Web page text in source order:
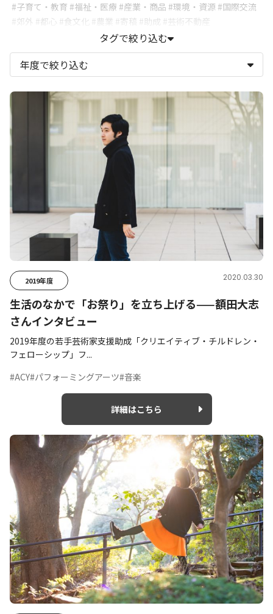
#子育て・教育 #福祉・医療 #産業・商品 #環境・資源 #国際交流
#郊外 #都心 #食文化 #農業 #寄稿 #助成 #芸術不動産
#ハマの大喜利#WBY#横浜美術館
#横浜みなとみらいホール#横浜赤レンガ倉庫1号館
#横浜にぎわい座#横浜市民ギャラリー
#横浜市民ギャラリーあざみ野#トリエンナーレ
#横濱ジャズプロムナード#TPAM/YPAM#BankART1929
#象の鼻テラス
#急な坂スタジオ
タグで絞り込む
2019年度 2020.03.30
生活のなかで「お祭り」を立ち上げる——額田大志
さんインタビュー
2019年度の若手芸術家支援助成「クリエイティブ・チルドレン・
フェローシップ」フ...
#ACY#パフォーミングアーツ#音楽
詳細はこちら